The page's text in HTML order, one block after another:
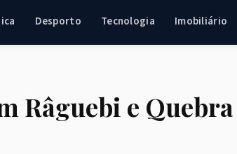
Desporto Tecnologia Imobiliário
Râguebi e Quebra